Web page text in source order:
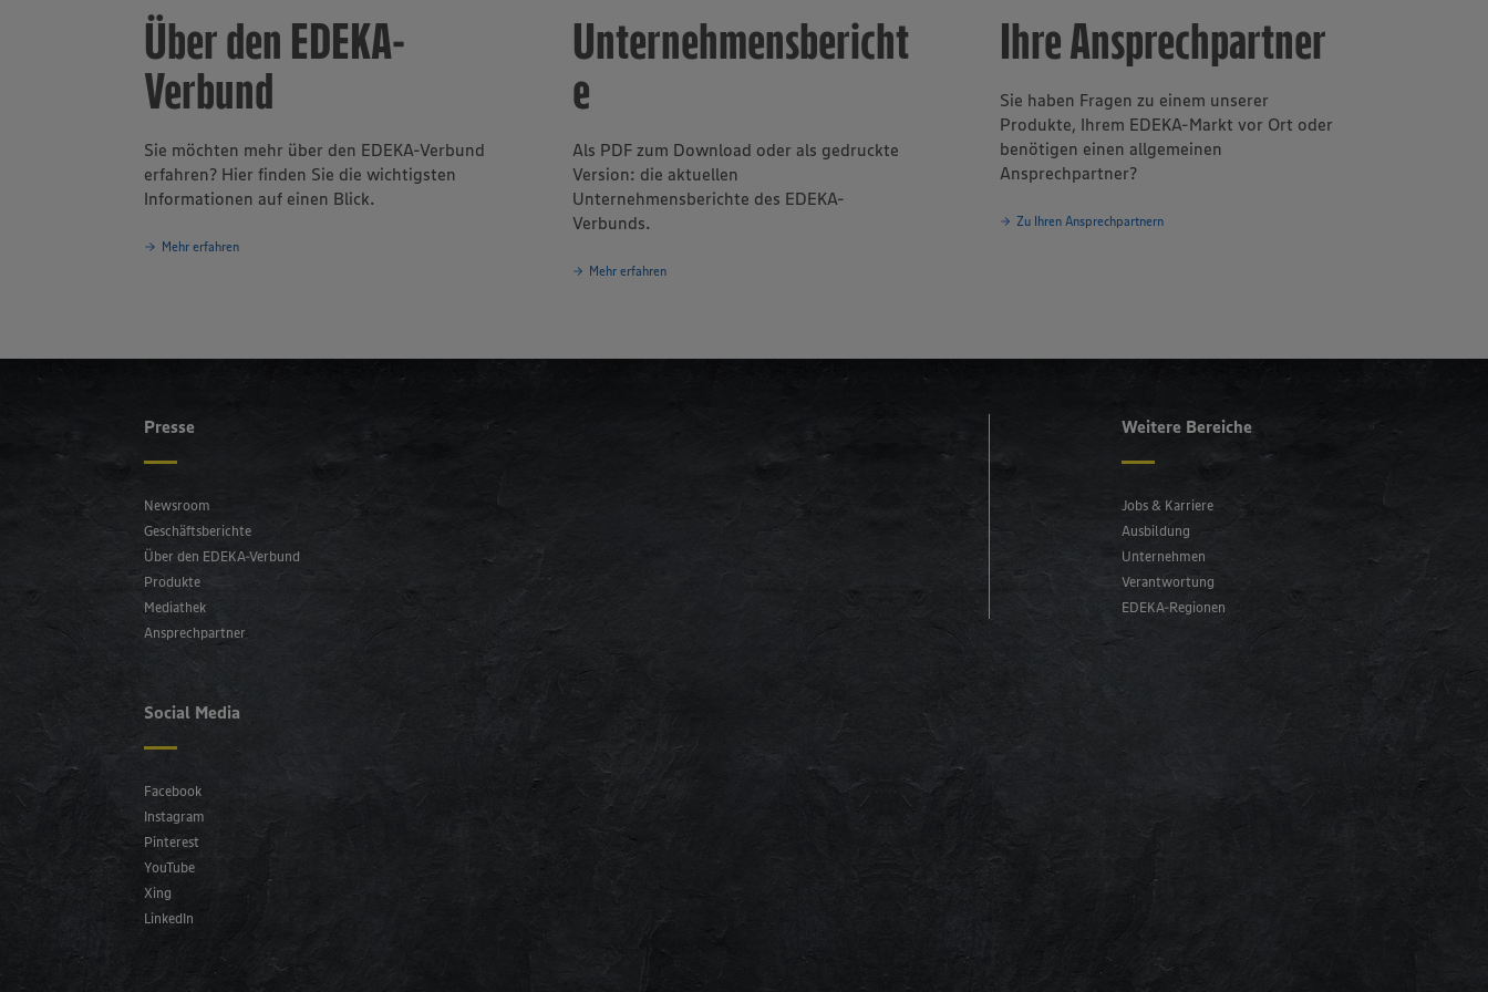
Über den EDEKA-
Verbund
Sie möchten mehr über den EDEKA-Verbund
erfahren? Hier finden Sie die wichtigsten
Informationen auf einen Blick.
Mehr erfahren
Unternehmensbericht
e
Als PDF zum Download oder als gedruckte
Version: die aktuellen
Unternehmensberichte des EDEKA-
Verbunds.
Mehr erfahren
Ihre Ansprechpartner
Sie haben Fragen zu einem unserer
Produkte, Ihrem EDEKA-Markt vor Ort oder
benötigen einen allgemeinen
Ansprechpartner?
Zu Ihren Ansprechpartnern
Presse
Newsroom
Geschäftsberichte
Über den EDEKA-Verbund
Produkte
Mediathek
Ansprechpartner
Social Media
Facebook
Instagram
Pinterest
YouTube
Xing
LinkedIn
Weitere Bereiche
Jobs & Karriere
Ausbildung
Unternehmen
Verantwortung
EDEKA-Regionen